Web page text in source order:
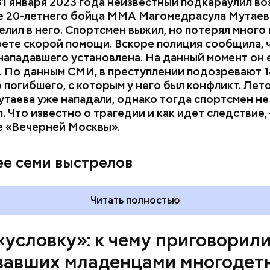
20-летнего бойца ММА Магомедрасула
в него. Спортсмен выжил, но потерял много
скорой помощи. Вскоре полиция сообщила,
установлена. На данный момент он
По данным СМИ, в преступлении подозревают
погибшего, с которым у него был конфликт.
уже нападали, однако тогда спортсмен не
Что известно о трагедии и как идет
«Вечерней Москвы».
семи выстрелов
Читать полностью
к чему приговорили
младенцами
воспитывала шестерых детей, трое из
окончания учебы в вузе, говорилось в тексте
«Самая счастливая мама». Женщина признавалась,
Ю. Логинова и ее дети / Фото: Соцсети / Фото: Соцсети